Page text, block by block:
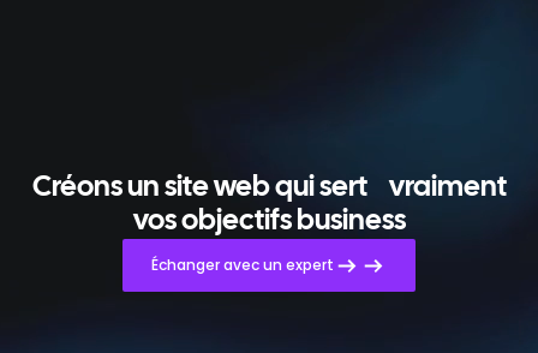
Créons un site web qui sertvraiment
vos objectifs business
Échanger avec un expert